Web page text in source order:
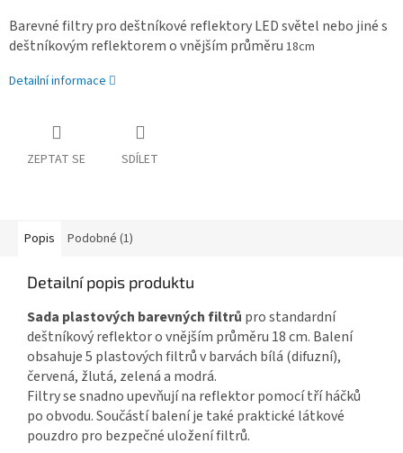
Barevné filtry pro deštníkové reflektory LED světel nebo jiné s
deštníkovým reflektorem o vnějším průměru 18cm
Detailní informace
ZEPTAT SE SDÍLET
Popis Podobné (1)
Detailní popis produktu
Sada plastových barevných filtrů pro standardní
deštníkový reflektor o vnějším průměru 18 cm. Balení
obsahuje 5 plastových filtrů v barvách bílá (difuzní),
červená, žlutá, zelená a modrá.
Filtry se snadno upevňují na reflektor pomocí tří háčků
po obvodu. Součástí balení je také praktické látkové
pouzdro pro bezpečné uložení filtrů.